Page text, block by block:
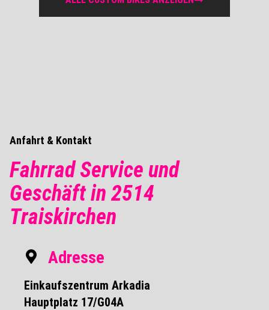
Anfahrt & Kontakt
Fahrrad Service und
Geschäft in 2514
Traiskirchen
Adresse
Einkaufszentrum Arkadia
Hauptplatz 17/G04A